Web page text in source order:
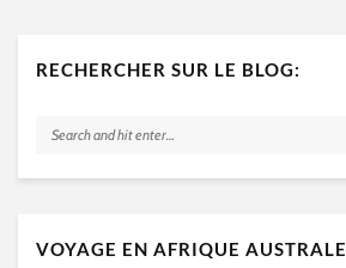
RECHERCHER SUR LE BLOG:
VOYAGE EN AFRIQUE AUSTRALE